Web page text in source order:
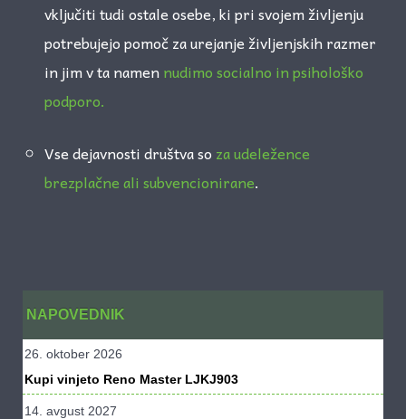
vključiti tudi ostale osebe, ki pri svojem življenju
potrebujejo pomoč za urejanje življenjskih razmer
in jim v ta namen nudimo socialno in psihološko
podporo.
Vse dejavnosti društva so za udeležence
brezplačne ali subvencionirane.
NAPOVEDNIK
26. oktober 2026
Kupi vinjeto Reno Master LJKJ903
14. avgust 2027